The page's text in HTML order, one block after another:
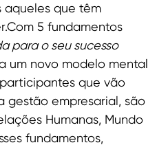
aqueles que têm
5 fundamentos
para o seu sucesso
um novo modelo mental
que vão
gestão empresarial, são
Humanas, Mundo
fundamentos,